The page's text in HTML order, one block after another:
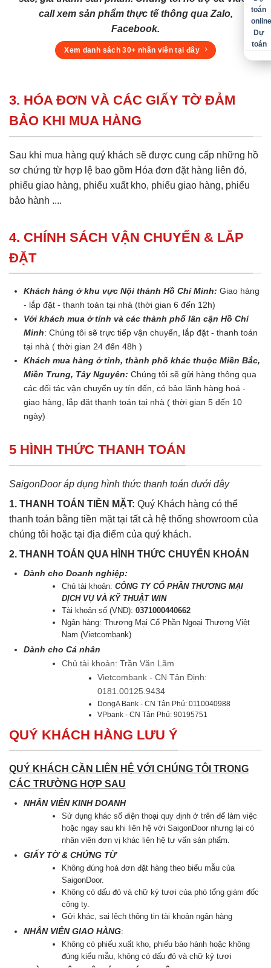
call xem sản phẩm thực tế thông qua Zalo,
Facebook.
Xem danh sách 30+ nhân viên tại đây
3. HÓA ĐƠN VÀ CÁC GIẤY TỜ ĐẢM
BẢO KHI MUA HÀNG
Sau khi mua hàng quý khách sẽ được cung cấp những hồ
sơ chứng từ hợp lệ bao gồm Hóa đơn đặt hàng liên đỏ,
phiếu giao hàng, phiếu xuất kho, phiếu giao hàng, phiếu
bảo hành ....
4. CHÍNH SÁCH VẬN CHUYỂN & LẮP
ĐẶT
Khách hàng ở khu vực Nội thành Hồ Chí Minh: Giao hàng
- lắp đặt - thanh toán tại nhà (thời gian 6 đến 12h)
Với khách mua ở tỉnh và các thành phố lân cận Hồ Chí
Minh: Chúng tôi sẽ trực tiếp vận chuyển, lắp đặt - thanh toán
tại nhà ( thời gian 24 đến 48h )
Khách mua hàng ở tỉnh, thành phố khác thuộc Miền Bắc,
Miền Trung, Tây Nguyên: Chúng tôi sẽ gửi hàng thông qua
các đối tác vận chuyển uy tín đến, có bảo lãnh hàng hoá -
giao hàng, lắp đặt thanh toán tại nhà ( thời gian 5 đến 10
ngày)
5 HÌNH THỨC THANH TOÁN
SaigonDoor áp dụng hình thức thanh toán dưới đây
1. THANH TOÁN TIỀN MẶT: Quý Khách hàng có thể
thanh toán bằng tiền mặt tại tất cả hệ thống showroom của
chúng tôi hoặc tại địa điểm của quý khách.
2. THANH TOÁN QUA HÌNH THỨC CHUYỂN KHOẢN
Dành cho Doanh nghiệp:
Chủ tài khoản:CÔNG TY CỔ PHẦN THƯƠNG MẠI
DỊCH VỤ VÀ KỸ THUẬT WIN
Tài khoản số (VND):0371000440662
Ngân hàng: Thương Mại Cổ Phần Ngoại Thương Việt
Nam (Vietcombank)
Dành cho Cá nhân
Chủ tài khoản: Trần Văn Lãm
Vietcombank - CN Tân Định:
0181.00125.9434
DongA Bank - CN Tân Phú: 0110040988
VPbank - CN Tân Phú: 90195751
QUÝ KHÁCH HÀNG LƯU Ý
QUÝ KHÁCH CẦN LIÊN HỆ VỚI CHÚNG TÔI TRONG
CÁC TRƯỜNG HỢP SAU
NHÂN VIÊN KINH DOANH
Sử dụng khác số điện thoại quy định ở trên để làm việc
hoặc ngay sau khi liên hệ với SaigonDoor nhưng lại có
nhân viên đơn vị khác liên hệ tư vấn sản phẩm.
GIẤY TỜ & CHỨNG TỪ
Không đúng hoá đơn đặt hàng theo biểu mẫu của
SaigonDoor.
Không có dấu đỏ và chữ ký tươi của phó tổng giám đốc
công ty.
Gửi khác, sai lệch thông tin tài khoản ngân hàng
NHÂN VIÊN GIAO HÀNG:
Không có phiếu xuất kho, phiếu bảo hành hoặc không
đúng kiểu mẫu, không có dấu đỏ và chữ kỷ tươi
Dự
toán